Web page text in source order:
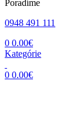
Poradíme
0948 491 111
0 0.00€
Kategórie
0 0.00€